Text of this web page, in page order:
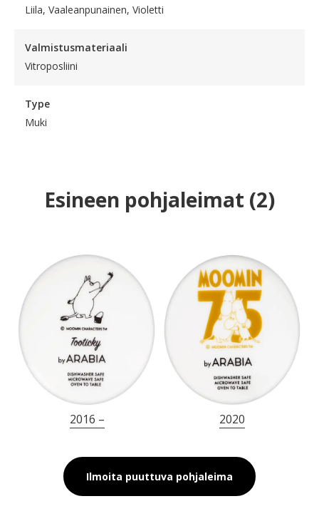
Liila, Vaaleanpunainen, Violetti
Valmistusmateriaali
Vitroposliini
Type
Muki
Esineen pohjaleimat (2)
2016 – 2020
Ilmoita puuttuva pohjaleima